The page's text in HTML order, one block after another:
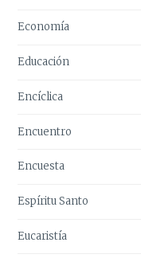
Economía
Educación
Encíclica
Encuentro
Encuesta
Espíritu Santo
Eucaristía